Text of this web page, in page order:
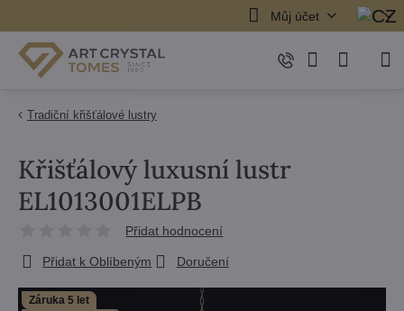
Můj účet
Tradiční křišťálové lustry
Záruka 5 let
Křišťálový luxusní lustr
EL1013001ELPB
Přidat hodnocení
Přidat k Oblíbeným Doručení